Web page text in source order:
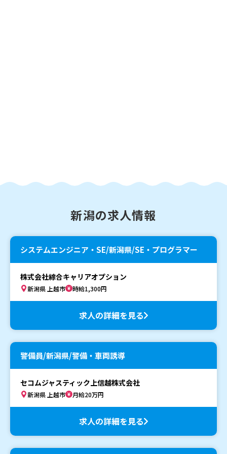
新潟の求人情報
システムエンジニア・SE/新潟県/SE・プログラマー
株式会社綜合キャリアオプション
新潟県 上越市 時給1,300円
求人の詳細を見る
警備員/新潟県/警備・車両誘導
セコムジャスティック上信越株式会社
新潟県 上越市 月給20万円
求人の詳細を見る